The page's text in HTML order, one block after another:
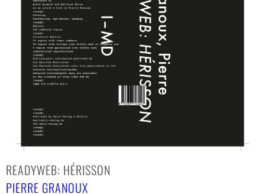
READYWEB: HÉRISSON
PIERRE GRANOUX